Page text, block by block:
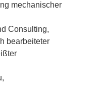
mechanischer
Consulting,
bearbeiteter